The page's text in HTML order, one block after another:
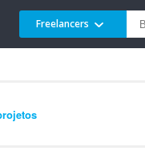
Freelancers